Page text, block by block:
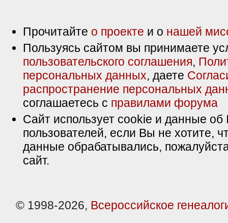
Прочитайте о проекте и о нашей
Пользуясь сайтом вы принимаете
пользовательского соглашения,
персональных данных, даете
распространение персональных
соглашаетесь с правилами форума
Сайт использует cookie и данные об
пользователей, если Вы не хотите,
данные обрабатывались,
сайт.
© 1998-2026, Всероссийское